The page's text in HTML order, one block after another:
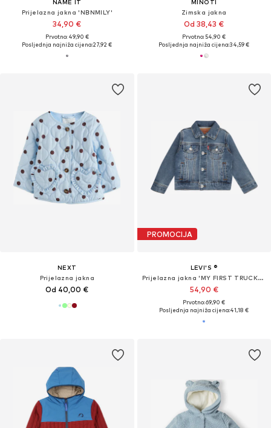
NAME IT
Prijelazna jakna 'NBNMILY'
34,90 €
Prvotno: 49,90 €
Posljednja najniža cijena:27,92 €
MINOTI
Zimska jakna
Od 38,43 €
Prvotno: 54,90 €
Posljednja najniža cijena:34,59 €
NEXT
Prijelazna jakna
Od 40,00 €
PROMOCIJA
LEVI'S ®
Prijelazna jakna 'MY FIRST TRUCKER'
54,90 €
Prvotno: 69,90 €
Posljednja najniža cijena:41,18 €